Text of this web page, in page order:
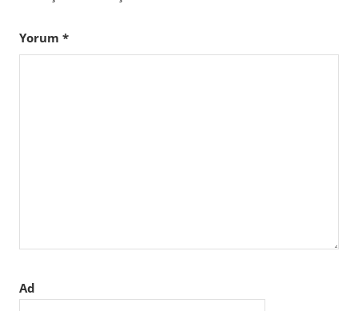
Yorum *
Ad